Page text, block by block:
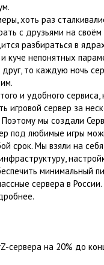
хоть раз
с друзьями на своём
разбираться в
куче непонятных
друг, то каждую ночь
и удобного сервиса,
игровой сервер за
Поэтому мы создали
под любимые игры
срок. Мы взяли на
минимальный
сервера в России.
сервера на 20% до